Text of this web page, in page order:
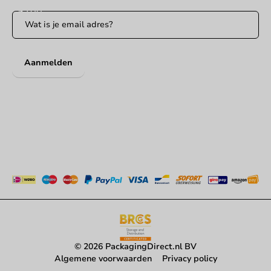
Aanmelden
© 2026 PackagingDirect.nl BV
Algemene voorwaarden
Privacy policy